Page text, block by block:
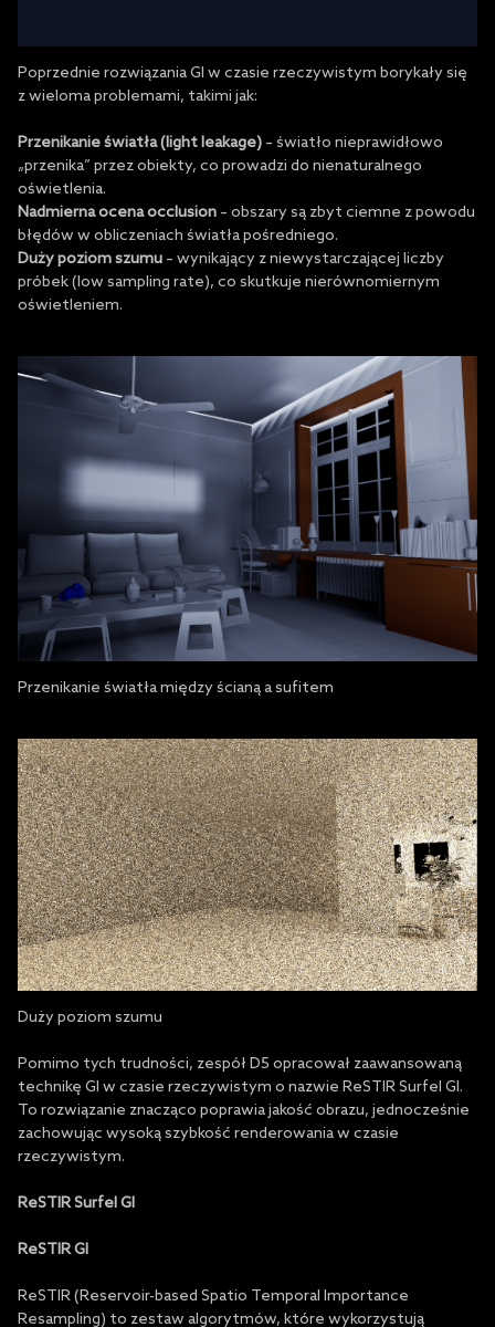
Poprzednie rozwiązania GI w czasie rzeczywistym borykały się
z wieloma problemami, takimi jak:
Przenikanie światła (light leakage)– światło nieprawidłowo
„przenika” przez obiekty, co prowadzi do nienaturalnego
oświetlenia.
Nadmierna ocena occlusion– obszary są zbyt ciemne z powodu
błędów w obliczeniach światła pośredniego.
Duży poziom szumu– wynikający z niewystarczającej liczby
próbek (low sampling rate), co skutkuje nierównomiernym
oświetleniem.
Przenikanie światła między ścianą a sufitem
Duży poziom szumu
Pomimo tych trudności, zespół D5 opracował zaawansowaną
technikę GI w czasie rzeczywistym o nazwie ReSTIR Surfel GI.
To rozwiązanie znacząco poprawia jakość obrazu, jednocześnie
zachowując wysoką szybkość renderowania w czasie
rzeczywistym.
ReSTIR Surfel GI
ReSTIR GI
ReSTIR (Reservoir-based Spatio Temporal Importance
Resampling) to zestaw algorytmów, które wykorzystują